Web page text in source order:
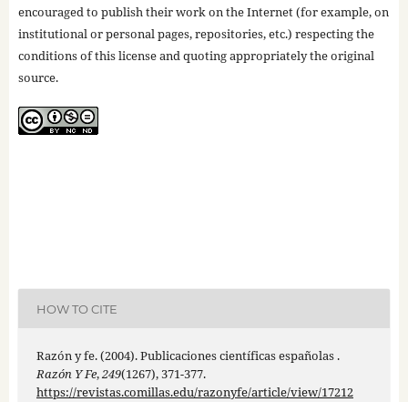
encouraged to publish their work on the Internet (for example, on
institutional or personal pages, repositories, etc.) respecting the
conditions of this license and quoting appropriately the original
source.
HOW TO CITE
Razón y fe. (2004). Publicaciones científicas españolas .
Razón Y Fe,249(1267), 371-377.
https://revistas.comillas.edu/razonyfe/article/view/17212